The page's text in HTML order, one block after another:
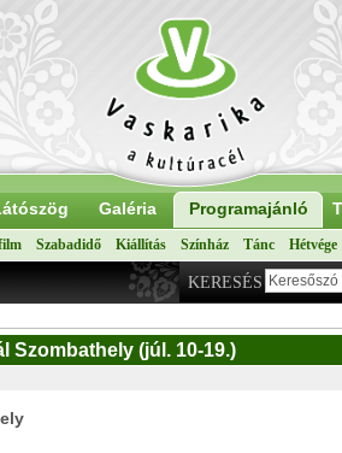
Galéria Programajánló
Szabadidő Kiállítás Színház Tánc Hétvége
KERESÉS
Szombathely (júl. 10-19.)